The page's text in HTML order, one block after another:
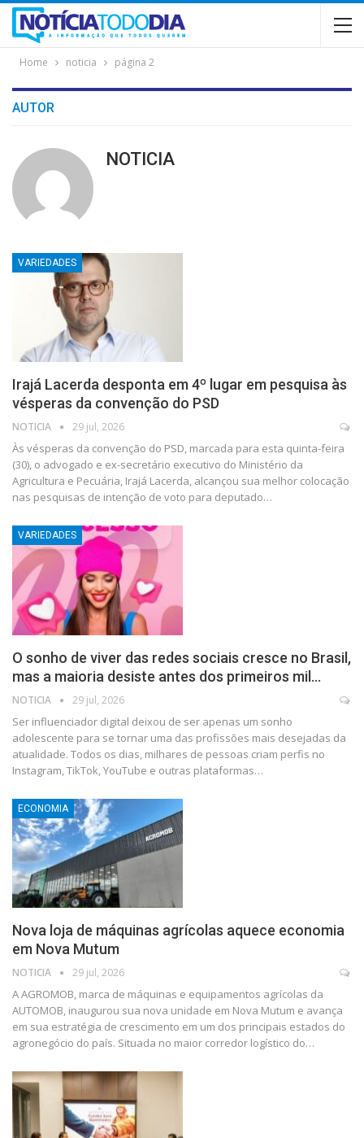
Home noticia página 2
AUTOR
NOTICIA
VARIEDADES
Irajá Lacerda desponta em 4º lugar em pesquisa às
vésperas da convenção do PSD
NOTICIA 29 jul, 2026
Às vésperas da convenção do PSD, marcada para esta quinta-feira
(30), o advogado e ex-secretário executivo do Ministério da
Agricultura e Pecuária, Irajá Lacerda, alcançou sua melhor colocação
nas pesquisas de intenção de voto para deputado…
VARIEDADES
O sonho de viver das redes sociais cresce no Brasil,
mas a maioria desiste antes dos primeiros mil…
NOTICIA 29 jul, 2026
Ser influenciador digital deixou de ser apenas um sonho
adolescente para se tornar uma das profissões mais desejadas da
atualidade. Todos os dias, milhares de pessoas criam perfis no
Instagram, TikTok, YouTube e outras plataformas…
ECONOMIA
Nova loja de máquinas agrícolas aquece economia
em Nova Mutum
NOTICIA 29 jul, 2026
A AGROMOB, marca de máquinas e equipamentos agrícolas da
AUTOMOB, inaugurou sua nova unidade em Nova Mutum e avança
em sua estratégia de crescimento em um dos principais estados do
agronegócio do país. Situada no maior corredor logístico do…